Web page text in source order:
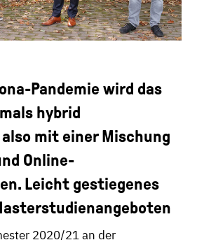
Pandemie wird das
hybrid
mit einer Mischung
Online-
Leicht gestiegenes
2020/21 an der